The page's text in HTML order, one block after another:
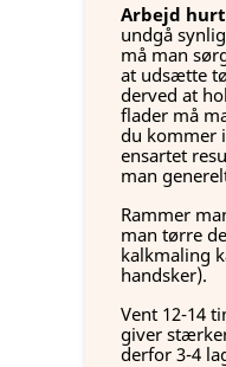
Arbejd
undgå
må man
at udsætte
derved at
flader må
du kommer
ensartet
man
Rammer
man tørre
kalkmaling
handsker).
Vent 12-14
giver
derfor 3-4